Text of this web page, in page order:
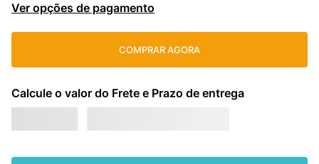
Ver opções de pagamento
COMPRAR AGORA
10º fujitsu